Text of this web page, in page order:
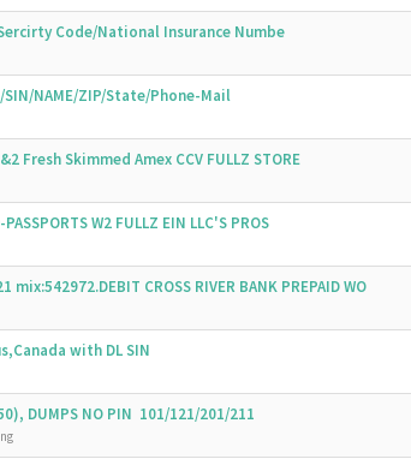
Code/National Insurance Numbe
NAME/ZIP/State/Phone-Mail
Fresh Skimmed Amex CCV FULLZ STORE
W2 FULLZ EIN LLC'S PROS
CROSS RIVER BANK PREPAID WO
with DL SIN
DUMPS NO PIN 101/121/201/211